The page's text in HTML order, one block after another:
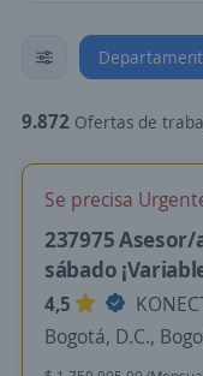
9.872 Ofertas de trabajo de
Se precisa
237975 Asesor/
sábado
4,5
Bogotá, D.C.,